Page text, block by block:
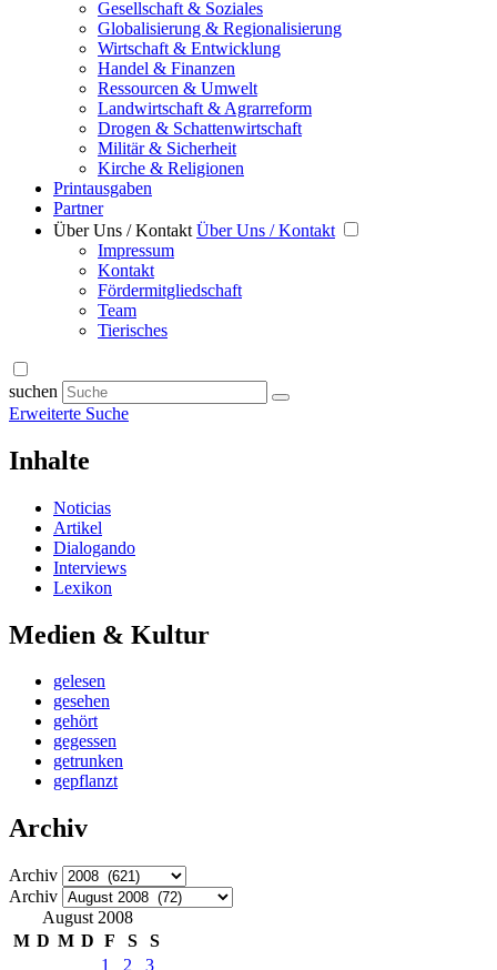
Gesellschaft & Soziales
Globalisierung & Regionalisierung
Wirtschaft & Entwicklung
Handel & Finanzen
Ressourcen & Umwelt
Landwirtschaft & Agrarreform
Drogen & Schattenwirtschaft
Militär & Sicherheit
Kirche & Religionen
Printausgaben
Partner
Über Uns / Kontakt Über Uns / Kontakt
Impressum
Kontakt
Fördermitgliedschaft
Team
Tierisches
suchen
Erweiterte Suche
Inhalte
Noticias
Artikel
Dialogando
Interviews
Lexikon
Medien & Kultur
gelesen
gesehen
gehört
gegessen
getrunken
gepflanzt
Archiv
Archiv
Archiv
August 2008
M D M D F S
S
1
2 3